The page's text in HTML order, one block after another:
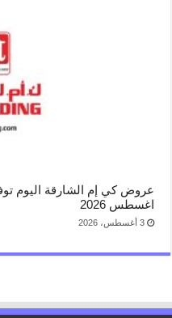
اغسطس 2026
3 أغسطس، 2026